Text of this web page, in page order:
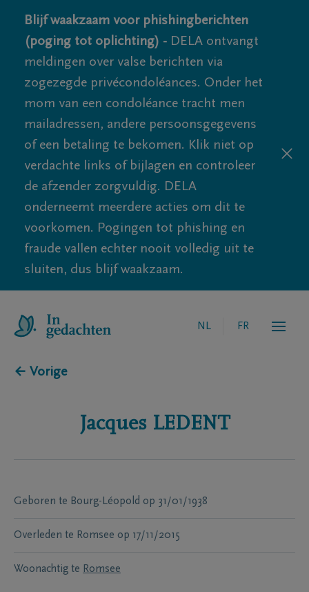
Blijf waakzaam voor phishingberichten
(poging tot oplichting) - DELA ontvangt
meldingen over valse berichten via
zogezegde privécondoléances. Onder het
mom van een condoléance tracht men
mailadressen, andere persoonsgegevens
of een betaling te bekomen. Klik niet op
verdachte links of bijlagen en controleer
de afzender zorgvuldig. DELA
onderneemt meerdere acties om dit te
voorkomen. Pogingen tot phishing en
fraude vallen echter nooit volledig uit te
sluiten, dus blijf waakzaam.
NL FR
← Vorige
Jacques LEDENT
Geboren te Bourg-Léopold op 31/01/1938
Overleden te Romsee op 17/11/2015
Woonachtig te Romsee